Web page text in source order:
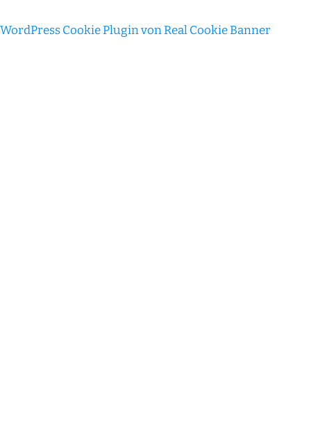
WordPress Cookie Plugin von Real Cookie Banner